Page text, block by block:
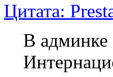
Цитата:
В админке